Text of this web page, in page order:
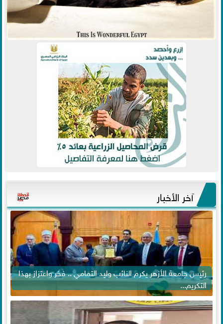
آخر الأخبار
رئيس جامعة الأزهر يكرم النائب وليد التمامي .. فخر واعتزاز بهذا
التكريم...